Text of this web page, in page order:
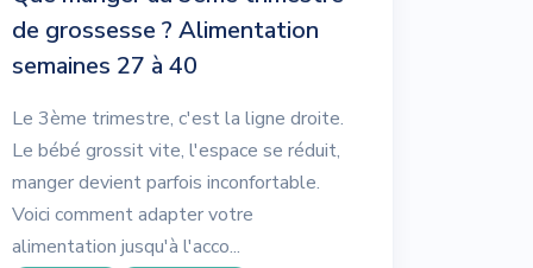
de grossesse ? Alimentation
semaines 27 à 40
Le 3ème trimestre, c'est la ligne droite.
Le bébé grossit vite, l'espace se réduit,
manger devient parfois inconfortable.
Voici comment adapter votre
alimentation jusqu'à l'acco...